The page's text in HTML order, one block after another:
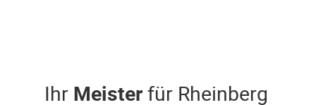
Ihr Meisterfür Rheinberg